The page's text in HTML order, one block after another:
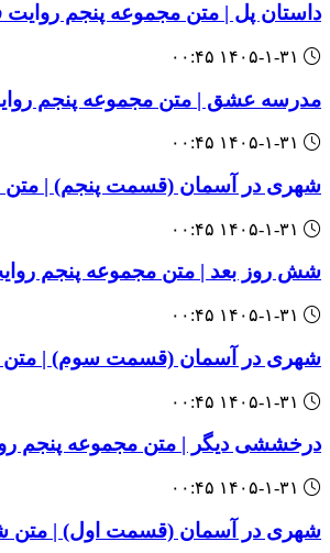
‌‌داستان پل | متن مجموعه پنجم روایت
‌‌مدرسه عشق | متن مجموعه پنجم
‌‌شهری در آسمان (قسمت پنجم) |
‌شش روز بعد | متن مجموعه پنجم
‌‌شهری در آسمان (قسمت سوم) | متن
‌‌درخششی دیگر | متن مجموعه پنجم
‌‌شهری در آسمان (قسمت اول) | متن